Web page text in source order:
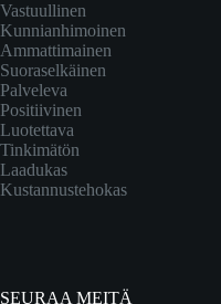
Vastuullinen
Kunnianhimoinen
Ammattimainen
Suoraselkäinen
Palveleva
Positiivinen
Luotettava
Tinkimätön
Laadukas
Kustannustehokas
SEURAA MEITÄ